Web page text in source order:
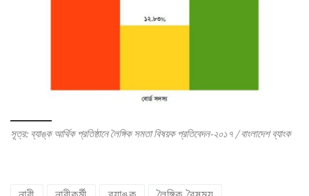
সূত্র: ব্যাঙ্ক আর্থিক প্রতিষ্ঠানে লৈঙ্গিক সমতা বিষয়ক প্রতিবেদন-২০১৭ / বাংলাদেশ ব্যাংক